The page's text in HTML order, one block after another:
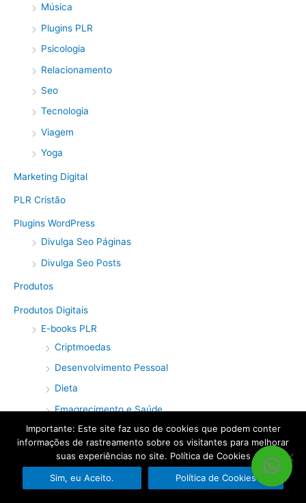
Música
Plugins PLR
Psicologia
Relacionamento
Seo
Tecnologia
Viagem
Yoga
Marketing Digital
PLR Cristão
Plugins WordPress
Divulga Seo Páginas
Divulga Seo Posts
Produtos
Produtos Digitais
E-books PLR
Criptmoedas
Desenvolvimento Pessoal
Dieta
Emagrecimento e Saúde
Fitness
Marketing de Afiliados
Musculação
Importante: Este site faz uso de cookies que podem conter
informações de rastreamento sobre os visitantes para melhorar
suas experiências no site. Política de Cookies
Sim, eu Aceito.
Política de Cookies